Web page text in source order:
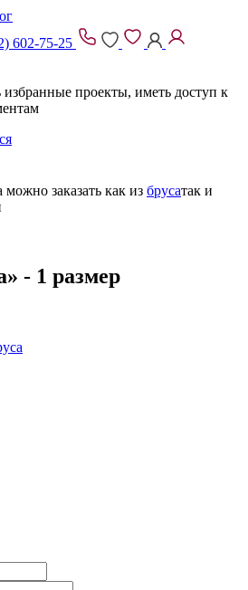
602-75-25
проекты, иметь доступ к
можно заказать как из брусатак и
- 1 размер